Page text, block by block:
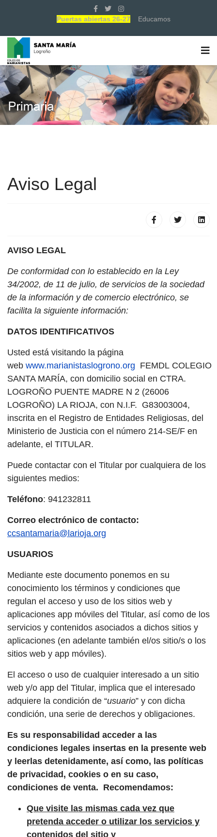
Puertas abiertas 26-27 Educamos
Aviso Legal
AVISO LEGAL
De conformidad con lo establecido en la Ley
34/2002, de 11 de julio, de servicios de la sociedad
de la información y de comercio electrónico, se
facilita la siguiente información:
DATOS IDENTIFICATIVOS
Usted está visitando la página
web www.marianistaslogrono.org FEMDL COLEGIO
SANTA MARÍA, con domicilio social en CTRA.
LOGROÑO PUENTE MADRE N 2 (26006
LOGROÑO) LA RIOJA, con N.I.F. G83003004,
inscrita en el Registro de Entidades Religiosas, del
Ministerio de Justicia con el número 214-SE/F en
adelante, el TITULAR.
Puede contactar con el Titular por cualquiera de los
siguientes medios:
Teléfono: 941232811
Correo electrónico de contacto:
ccsantamaria@larioja.org
USUARIOS
Mediante este documento ponemos en su
conocimiento los términos y condiciones que
regulan el acceso y uso de los sitios web y
aplicaciones app móviles del Titular, así como de los
servicios y contenidos asociados a dichos sitios y
aplicaciones (en adelante también el/os sitio/s o los
sitios web y app móviles).
El acceso o uso de cualquier interesado a un sitio
web y/o app del Titular, implica que el interesado
adquiere la condición de “usuario” y con dicha
condición, una serie de derechos y obligaciones.
Es su responsabilidad acceder a las
condiciones legales insertas en la presente web
y leerlas detenidamente, así como, las políticas
de privacidad, cookies o en su caso,
condiciones de venta. Recomendamos:
Que visite las mismas cada vez que
pretenda acceder o utilizar los servicios y
contenidos del sitio y